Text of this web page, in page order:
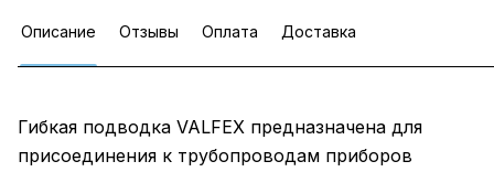
Описание Отзывы Оплата Доставка
Гибкая подводка VALFEX предназначена для
присоединения к трубопроводам приборов